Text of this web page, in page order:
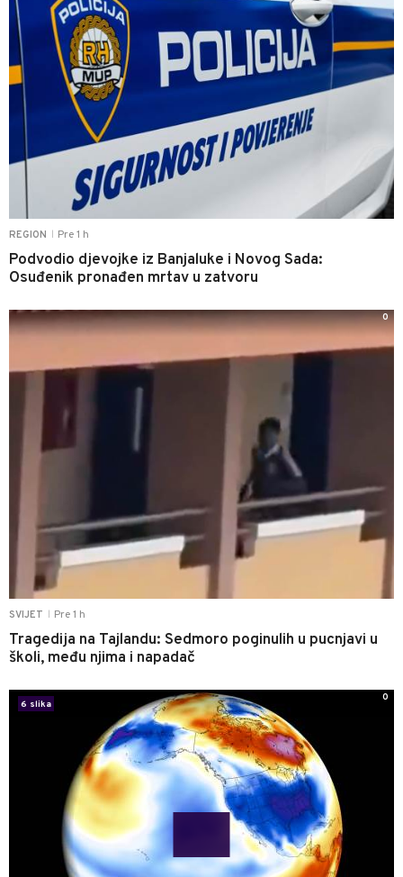
REGION Pre 1 h
Podvodio djevojke iz Banjaluke i Novog Sada:
Osuđenik pronađen mrtav u zatvoru
SVIJET Pre 1 h
Tragedija na Tajlandu: Sedmoro poginulih u pucnjavi u
školi, među njima i napadač
0
6 slika
0